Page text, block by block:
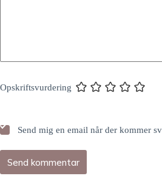
Opskriftsvurdering
Send mig en email når der kommer
Send kommentar